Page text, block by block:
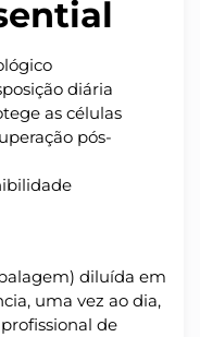
diária
as células
pós-
diluída em
uma vez ao dia,
de